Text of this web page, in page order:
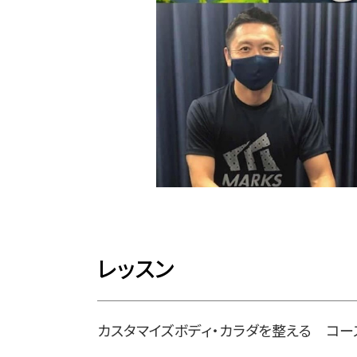
レッスン
カスタマイズボディ・カラダを整える コー